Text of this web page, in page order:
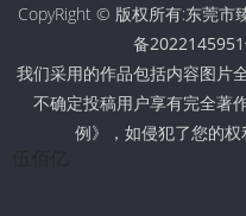
CopyRight © 版权所有:东莞市
备
我们采用的作品包括内容图片
不确定投稿用户享有完全著
例》，如侵犯了您的权